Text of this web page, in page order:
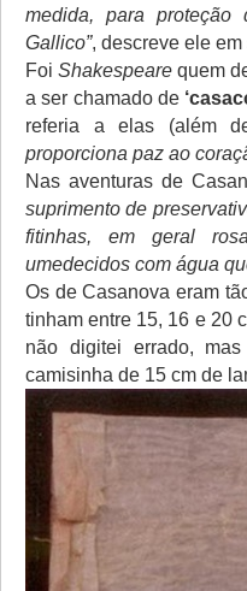
medida, para proteção
Gallico”, descreve ele em
Foi Shakespeare quem
a ser chamado de
referia a elas (além
proporciona paz ao
Nas aventuras de
suprimento de
fitinhas, em geral
umedecidos com água
Os de Casanova eram
tinham entre 15, 16 e 20
não digitei errado,
camisinha de 15 cm de